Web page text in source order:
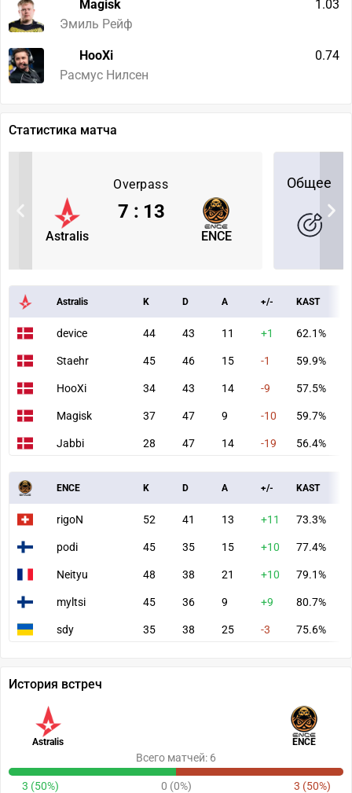
Magisk
Эмиль Рейф
1.03
HooXi
Расмус Нилсен
0.74
Статистика матча
Overpass
Astralis ENCE
7 : 13
Общее
Astralis K D A +/- KAST
device 44 43 11 +1 62.1%
Staehr 45 46 15 -1 59.9%
HooXi 34 43 14 -9 57.5%
Magisk 37 47 9 -10 59.7%
Jabbi 28 47 14 -19 56.4%
ENCE K D A +/- KAST
rigoN 52 41 13 +11 73.3%
podi 45 35 15 +10 77.4%
Neityu 48 38 21 +10 79.1%
myltsi 45 36 9 +9 80.7%
sdy 35 38 25 -3 75.6%
История встреч
Astralis ENCE
Всего матчей: 6
3 (50%) 0 (0%) 3 (50%)